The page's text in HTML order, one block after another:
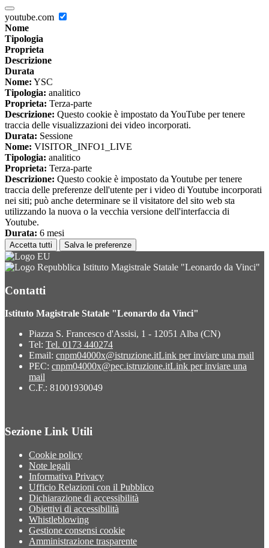
youtube.com
Nome
Tipologia
Proprieta
Descrizione
Durata
Nome: YSC
Tipologia: analitico
Proprieta: Terza-parte
Descrizione: Questo cookie è impostato da YouTube per tenere
traccia delle visualizzazioni dei video incorporati.
Durata: Sessione
Nome: VISITOR_INFO1_LIVE
Tipologia: analitico
Proprieta: Terza-parte
Descrizione: Questo cookie è impostato da Youtube per tenere
traccia delle preferenze dell'utente per i video di Youtube incorporati
nei siti; può anche determinare se il visitatore del sito web sta
utilizzando la nuova o la vecchia versione dell'interfaccia di
Youtube.
Durata: 6 mesi
Accetta tutti Salva le preferenze
Istituto Magistrale Statale "Leonardo da Vinci"
Contatti
Istituto Magistrale Statale "Leonardo da Vinci"
Piazza S. Francesco d'Assisi, 1 - 12051 Alba (CN)
Tel: Tel. 0173 440274
Email: cnpm04000x@istruzione.itLink per inviare una mail
PEC: cnpm04000x@pec.istruzione.itLink per inviare una
mail
C.F.: 81001930049
Sezione Link Utili
Cookie policy
Note legali
Informativa Privacy
Ufficio Relazioni con il Pubblico
Dichiarazione di accessibilità
Obiettivi di accessibilità
Whistleblowing
Gestione consensi cookie
Amministrazione trasparente